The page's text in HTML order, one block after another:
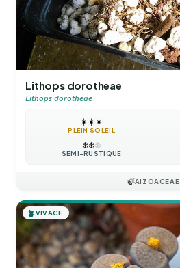
Lithops dorotheae
Lithops dorotheae
☀️☀️☀️
PLEIN SOLEIL
❄️❄️❄️
SEMI-RUSTIQUE
🍃AIZOACEAE
🪴 VIVACE